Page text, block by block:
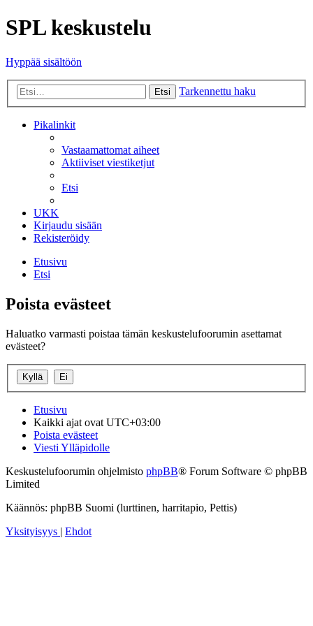
SPL keskustelu
Hyppää sisältöön
Etsi Tarkennettu haku
Pikalinkit
Vastaamattomat aiheet
Aktiiviset viestiketjut
Etsi
UKK
Kirjaudu sisään
Rekisteröidy
Etusivu
Etsi
Poista evästeet
Haluatko varmasti poistaa tämän keskustelufoorumin asettamat
evästeet?
Etusivu
Kaikki ajat ovat UTC+03:00
Poista evästeet
Viesti Ylläpidolle
Keskustelufoorumin ohjelmisto phpBB® Forum Software © phpBB
Limited
Käännös: phpBB Suomi (lurttinen, harritapio, Pettis)
Yksityisyys | Ehdot